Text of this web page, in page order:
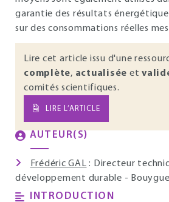
garantie des résultats
sur des consommations réelles
Lire cet article issu d'une
complète, actualisée et
comités scientifiques.
LIRE L’ARTICLE
AUTEUR(S)
Frédéric GAL : Directeur
développement durable -
INTRODUCTION